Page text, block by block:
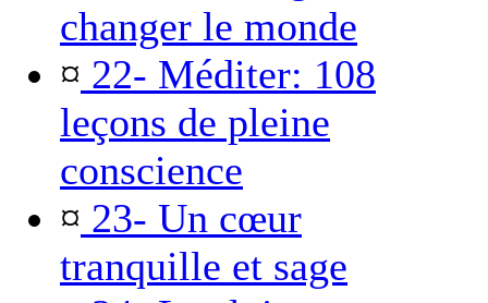
changer le monde
¤ 22- Méditer: 108
leçons de pleine
conscience
¤ 23- Un cœur
tranquille et sage